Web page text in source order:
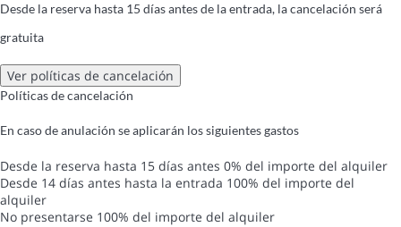
Desde la reserva hasta 15 días antes de la entrada, la cancelación será
gratuita
Ver políticas de cancelación
Políticas de cancelación
En caso de anulación se aplicarán los siguientes gastos
Desde la reserva hasta 15 días antes 0% del importe del alquiler
Desde 14 días antes hasta la entrada 100% del importe del
alquiler
No presentarse 100% del importe del alquiler